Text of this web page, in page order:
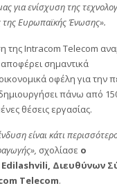
για ενίσχυση της
της Ευρωπαϊκής Ένωσης».
της Intracom Telecom
σημαντικά
οφέλη για την
πάνω από
θέσεις εργασίας.
είναι κάτι
σχολίασε ο
Διευθύνων
Telecom.